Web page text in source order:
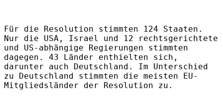
Für die Resolution stimmten 124 Staaten.
Nur die USA, Israel und 12 rechtsgerichtete
und US-abhängige Regierungen stimmten
dagegen. 43 Länder enthielten sich,
darunter auch Deutschland. Im Unterschied
zu Deutschland stimmten die meisten EU-
Mitgliedsländer der Resolution zu.